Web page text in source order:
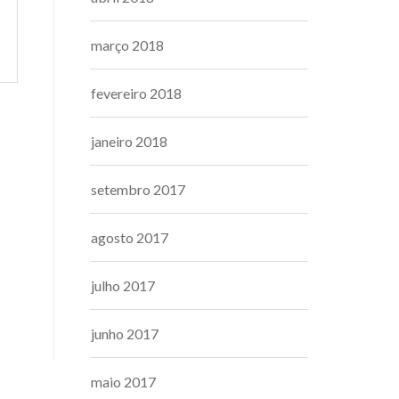
março 2018
fevereiro 2018
janeiro 2018
setembro 2017
agosto 2017
julho 2017
junho 2017
maio 2017